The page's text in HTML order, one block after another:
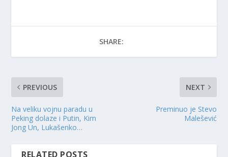
SHARE:
PREVIOUS
Na veliku vojnu paradu u
Peking dolaze i Putin, Kim
Jong Un, Lukašenko…
NEXT
Preminuo je Stevo
Malešević
RELATED POSTS